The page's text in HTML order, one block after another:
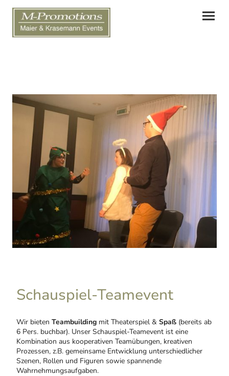
Schauspiel-Teamevent
Wir bieten Teambuilding mit Theaterspiel & Spaß (bereits ab
6 Pers. buchbar). Unser Schauspiel-Teamevent ist eine
Kombination aus kooperativen Teamübungen, kreativen
Prozessen, z.B. gemeinsame Entwicklung unterschiedlicher
Szenen, Rollen und Figuren sowie spannende
Wahrnehmungsaufgaben.